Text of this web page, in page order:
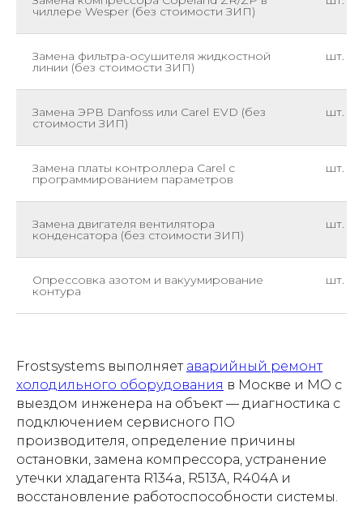
чиллере Wesper (без стоимости ЗИП)
Замена фильтра-осушителя жидкостной
линии (без стоимости ЗИП)
шт.
Замена ЭРВ Danfoss или Carel EVD (без
стоимости ЗИП)
шт.
Замена платы контроллера Carel с
программированием параметров
шт.
Замена двигателя вентилятора
конденсатора (без стоимости ЗИП)
шт.
Опрессовка азотом и вакуумирование
контура
шт.
Frostsystems выполняет аварийный ремонт
холодильного оборудования в Москве и МО с
выездом инженера на объект — диагностика с
подключением сервисного ПО
производителя, определение причины
остановки, замена компрессора, устранение
утечки хладагента R134a, R513A, R404A и
восстановление работоспособности системы.